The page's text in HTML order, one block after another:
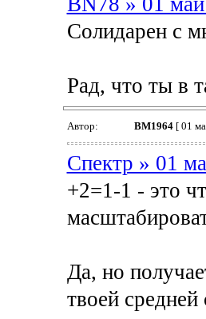
Солидарен с
Рад, что ты в
Автор: BM1964[ 01
Спектр » 01
+2=1-1 - это
Да, но
твоей